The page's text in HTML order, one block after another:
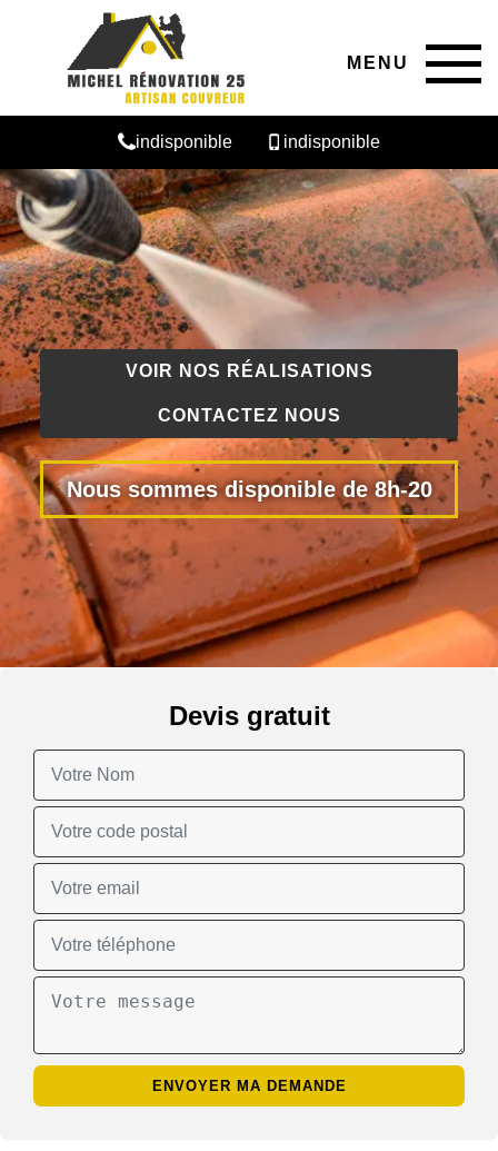
MENU
indisponible indisponible
VOIR NOS RÉALISATIONS
CONTACTEZ NOUS
Nous sommes disponible de 8h-20
Devis gratuit